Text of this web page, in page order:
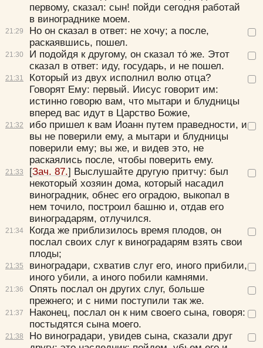
21:29
21:30
21:31
21:32
21:33
21:34
21:35
21:36
21:37
21:38
первому, сказал: сын! пойди сегодня работай
в винограднике моем.
Но он сказал в ответ: не хочу; а после,
раскаявшись, пошел.
И подойдя к другому, он сказал то́ же. Этот
сказал в ответ: иду, государь, и не пошел.
Который из двух исполнил волю отца?
Говорят Ему: первый. Иисус говорит им:
истинно говорю вам, что мытари и блудницы
вперед вас идут в Царство Божие,
ибо пришел к вам Иоанн путем праведности, и
вы не поверили ему, а мытари и блудницы
поверили ему; вы же, и видев это, не
раскаялись после, чтобы поверить ему.
[Зач. 87.] Выслушайте другую притчу: был
некоторый хозяин дома, который насадил
виноградник, обнес его оградою, выкопал в
нем точило, построил башню и, отдав его
виноградарям, отлучился.
Когда же приблизилось время плодов, он
послал своих слуг к виноградарям взять свои
плоды;
виноградари, схватив слуг его, иного прибили,
иного убили, а иного побили камнями.
Опять послал он других слуг, больше
прежнего; и с ними поступили так же.
Наконец, послал он к ним своего сына, говоря:
постыдятся сына моего.
Но виноградари, увидев сына, сказали друг